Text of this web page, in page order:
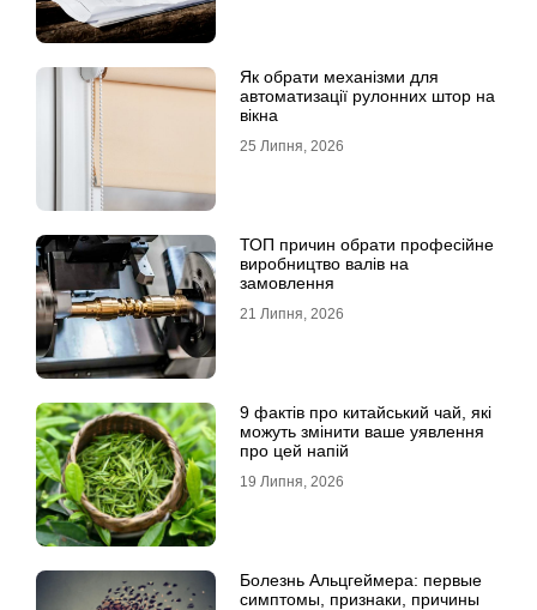
Як обрати механізми для
автоматизації рулонних штор на
вікна
25 Липня, 2026
ТОП причин обрати професійне
виробництво валів на
замовлення
21 Липня, 2026
9 фактів про китайський чай, які
можуть змінити ваше уявлення
про цей напій
19 Липня, 2026
Болезнь Альцгеймера: первые
симптомы, признаки, причины